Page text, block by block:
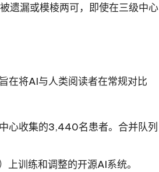
遗漏或模棱两可，即使在三级中心
在将AI与人类阅读者在常规对比
心收集的3,440名患者。合并队列
训练和调整的开源AI系统。